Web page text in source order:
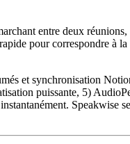
entre deux
pour correspondre à
et synchronisation
puissante, 5)
Speakwise